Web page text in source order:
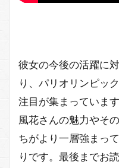
彼女の今後の活躍に
り、パリオリンピッ
注目が集まっていま
風花さんの魅力やそ
ちがより一層強まっ
りです。最後までお